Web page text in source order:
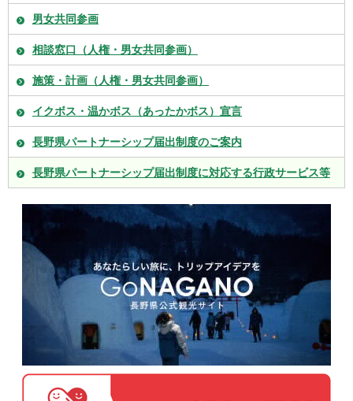
男女共同参画
相談窓口（人権・男女共同参画）
施策・計画（人権・男女共同参画）
イクボス・温かボス（あったかボス）宣言
長野県パートナーシップ届出制度のご案内
長野県パートナーシップ届出制度に対応する行政サービス等